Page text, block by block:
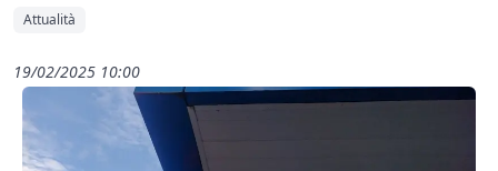
Attualità
19/02/2025 10:00